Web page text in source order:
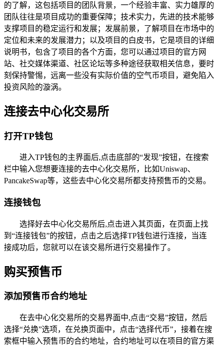
的了解，这包括项目的团队背景，一个经验丰富、实力雄厚的
团队往往是项目成功的重要保障；技术实力，先进的技术能够
支撑项目的稳定运行和发展；发展前景，了解项目在市场中的
定位和未来的发展潜力；以及项目的白皮书，它是项目的详细
说明书，包含了项目的各个方面，您可以通过项目的官方网
站、社交媒体渠道、社区论坛等多种途径获取相关信息，要时
刻保持警惕，远离一些没有实际价值的空气币项目，避免陷入
投资风险的漩涡。
连接去中心化交易所
打开TP钱包
进入TP钱包的主界面后,点击底部的“发现”按钮，在搜索
栏中输入您想要连接的去中心化交易所，比如Uniswap、
PancakeSwap等，这些去中心化交易所都支持预售币的交易。
连接钱包
选择好去中心化交易所后,点击进入其页面，在页面上找
到“连接钱包”的按钮，点击之后选择TP钱包进行连接，当连
接成功后，您就可以在该交易所进行交易操作了。
购买预售币
添加预售币合约地址
在去中心化交易所的交易界面中,点击“交易”按钮，然后
选择“兑换”选项，在兑换页面中，点击“选择代币”，接着在搜
索框中输入预售币的合约地址，合约地址可以在项目的官方渠